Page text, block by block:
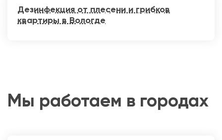
Дезинфекция от плесени и грибков
квартиры в Вологде
Мы работаем в городах